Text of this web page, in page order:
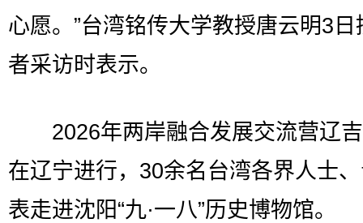
心愿。”台湾铭传大学教授唐云明3日
者采访时表示。
2026年两岸融合发展交流营辽
在辽宁进行，30余名台湾各界人士
表走进沈阳“九·一八”历史博物馆。